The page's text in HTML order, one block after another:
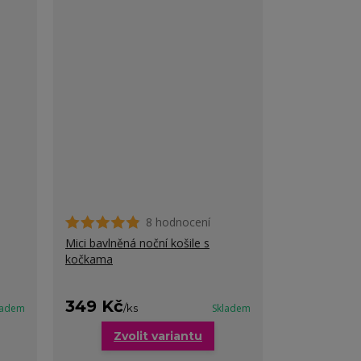
8 hodnocení
Mici bavlněná noční košile s
kočkama
349 Kč/ks Skladem
Zvolit variantu